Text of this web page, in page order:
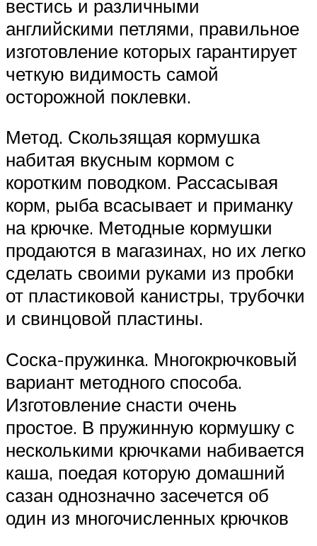
вестись и различными
английскими петлями, правильное
изготовление которых гарантирует
четкую видимость самой
осторожной поклевки.
Метод. Скользящая кормушка
набитая вкусным кормом с
коротким поводком. Рассасывая
корм, рыба всасывает и приманку
на крючке. Методные кормушки
продаются в магазинах, но их легко
сделать своими руками из пробки
от пластиковой канистры, трубочки
и свинцовой пластины.
Соска-пружинка. Многокрючковый
вариант методного способа.
Изготовление снасти очень
простое. В пружинную кормушку с
несколькими крючками набивается
каша, поедая которую домашний
сазан однозначно засечется об
один из многочисленных крючков